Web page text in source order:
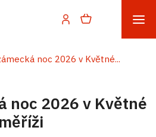
noc 2026 v Květné...
noc 2026 v Květné